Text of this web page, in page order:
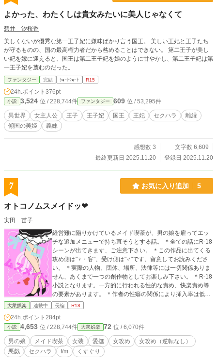
よかった、わたくしは貴女みたいに美人じゃなくて
碧井 汐桜香
美しくないが優秀な第一王子妃に嫌味ばかり言う国王。 美しい王妃と王子たち
が守るものの、国の最高権力者だから咎めることはできない。 第二王子が美し
い妃を嫁に迎えると、国王は第二王子妃を娘のように甘やかし、第二王子妃は第
一王子妃を蔑むのだった。
ファンタジー 完結 ｼｮｰﾄｼｮｰﾄ R15
24h.ポイント 376pt
小説 3,524 位 / 228,744件 ファンタジー 609 位 / 53,295件
異世界 女主人公 王子 王子妃 国王 王妃 セクハラ
離縁
傾国の美姫
義妹
感想数 3
文字数 6,609
最終更新日 2025.11.20
登録日 2025.11.20
7 お気に入り追加 5
オトコノムスメイドッ❤︎
実田 苗子
経営難に陥りかけているメイド喫茶が、男の娘を雇ってエッ
チな追加メニューで持ち直そうとする話。 ＊全ての話にR-18
シーンが出てきます、ご注意下さい。 ＊この作品に出てくる
攻め側は"♀・客"、受け側は"♂"です、留意してお読みくださ
い。 ＊実際の人物、団体、場所、法律等には一切関係ありま
せん、あくまで一つの創作物としてお楽しみ下さい。 ＊R-18
小説となります。一方的に行われる性的な責め、快楽責め等
の要素があります。 ＊作者の性癖の関係により挿入率は低い
です、ご留意下さい。 ＊短編全ての登場人物は設定クソガバ
細かい設定は各自の脳内で適当にお決め下さい。
大衆娯楽 連載中 長編 R18
24h.ポイント 284pt
小説 4,653 位 / 228,744件 大衆娯楽 72 位 / 6,070件
男の娘 メイド喫茶 女装 愛撫 女攻め
女攻め（逆転なし）
悪戯
セクハラ f/m くすぐり